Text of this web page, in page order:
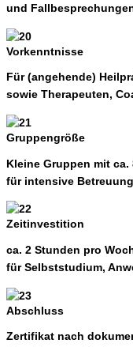
und
Vorkenntnisse
Für (angehende)
sowie Therapeuten,
Gruppengröße
Kleine Gruppen mit ca.
für intensive Betreuung
Zeitinvestition
ca. 2 Stunden pro
für Selbststudium,
Abschluss
Zertifikat nach